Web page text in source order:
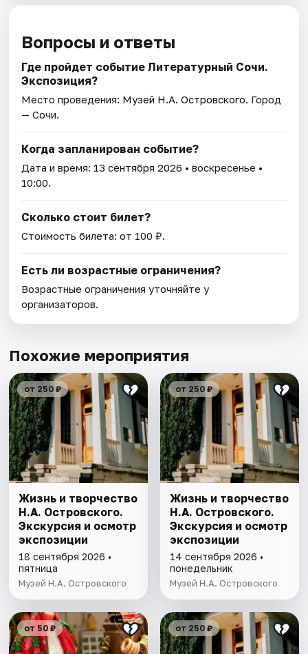
Вопросы и ответы
Где пройдет событие Литературный Сочи.
Экспозиция?
Место проведения: Музей Н.А. Островского. Город
— Сочи.
Когда запланирован событие?
Дата и время: 13 сентября 2026 • воскресенье •
10:00.
Сколько стоит билет?
Стоимость билета: от 100 ₽.
Есть ли возрастные ограничения?
Возрастные ограничения уточняйте у
организаторов.
Похожие мероприятия
от 250 ₽
Жизнь и творчество
Н.А. Островского.
Экскурсия и осмотр
экспозиции
18 сентября 2026 •
пятница
Музей Н.А. Островского
от 250 ₽
Жизнь и творчество
Н.А. Островского.
Экскурсия и осмотр
экспозиции
14 сентября 2026 •
понедельник
Музей Н.А. Островского
от 50 ₽ от 250 ₽